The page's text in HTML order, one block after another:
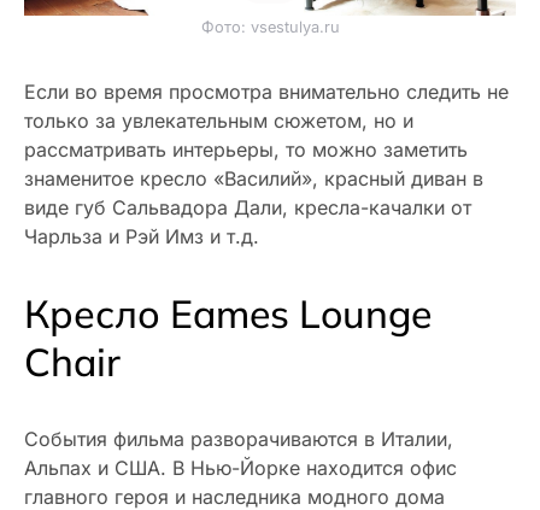
Фото: vsestulya.ru
Если во время просмотра внимательно следить не
только за увлекательным сюжетом, но и
рассматривать интерьеры, то можно заметить
знаменитое кресло «Василий», красный диван в
виде губ Сальвадора Дали, кресла-качалки от
Чарльза и Рэй Имз и т.д.
Кресло Eames Lounge
Chair
События фильма разворачиваются в Италии,
Альпах и США. В Нью-Йорке находится офис
главного героя и наследника модного дома